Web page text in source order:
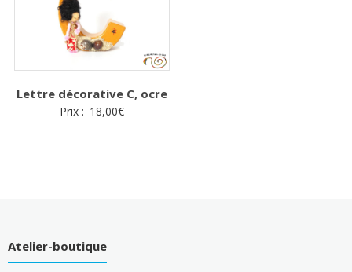
Lettre décorative C, ocre
Prix : 18,00€
Atelier-boutique